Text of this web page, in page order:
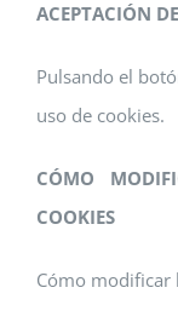
ACEPTACIÓN
Pulsando el
uso de cookies.
CÓMO
COOKIES
Cómo modificar